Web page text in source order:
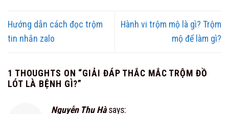
Hướng dẫn cách đọc trộm
tin nhắn zalo
Hành vi trộm mộ là gì? Trộm
mộ để làm gì?
1 THOUGHTS ON “GIẢI ĐÁP THẮC MẮC TRỘM ĐỒ
LÓT LÀ BỆNH GÌ?”
Nguyễn Thu Hà says: